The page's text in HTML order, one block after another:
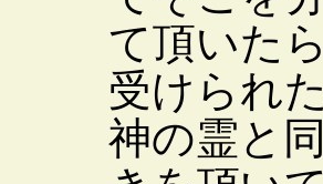
て頂いた
受けられ
神の霊と